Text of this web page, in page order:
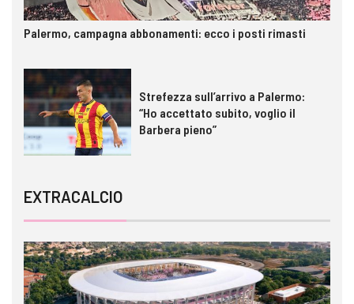
Palermo, campagna abbonamenti: ecco i posti rimasti
Strefezza sull’arrivo a Palermo:
“Ho accettato subito, voglio il
Barbera pieno”
EXTRACALCIO